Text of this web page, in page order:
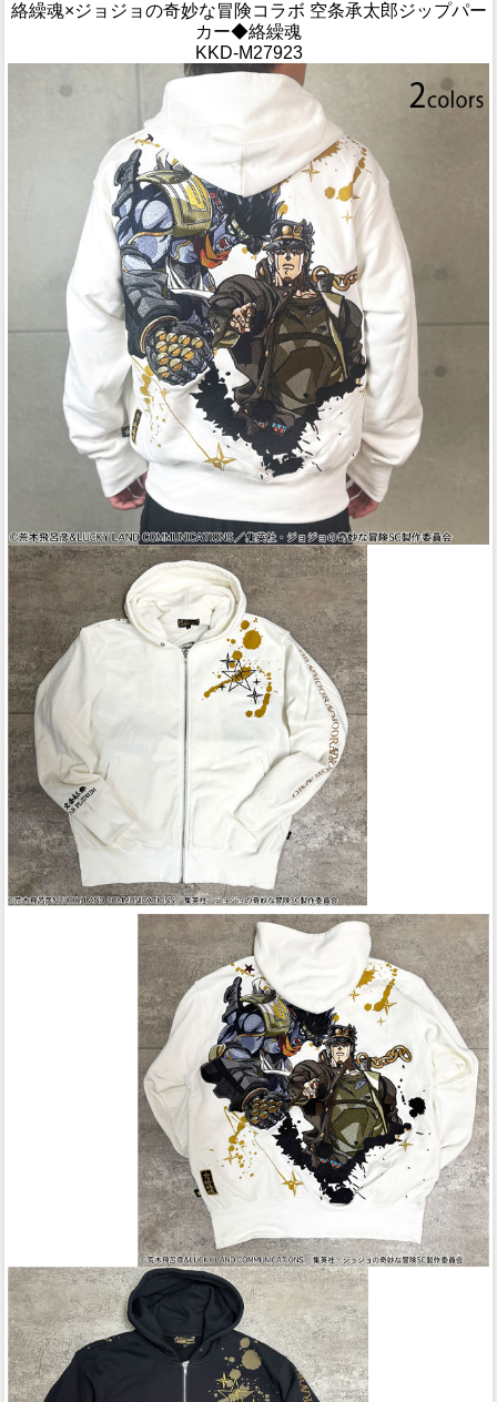
絡繰魂×ジョジョの奇妙な冒険コラボ 空条承太郎ジップパー
カー◆絡繰魂
KKD-M27923